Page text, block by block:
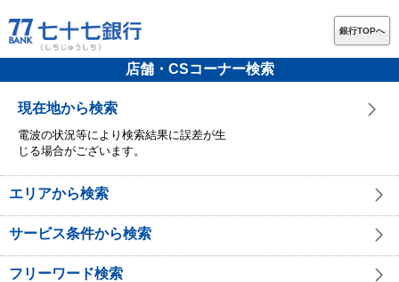
銀行TOPへ
店舗・CSコーナー検索
現在地から検索
電波の状況等により検索結果に誤差が生
じる場合がございます。
エリアから検索
サービス条件から検索
フリーワード検索